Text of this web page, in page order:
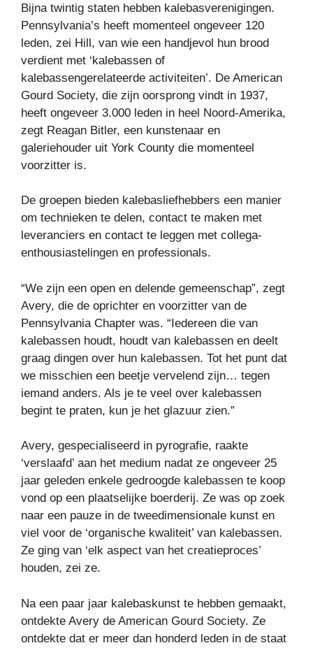
Bijna twintig staten hebben kalebasverenigingen.
Pennsylvania’s heeft momenteel ongeveer 120
leden, zei Hill, van wie een handjevol hun brood
verdient met ‘kalebassen of
kalebassengerelateerde activiteiten’. De American
Gourd Society, die zijn oorsprong vindt in 1937,
heeft ongeveer 3.000 leden in heel Noord-Amerika,
zegt Reagan Bitler, een kunstenaar en
galeriehouder uit York County die momenteel
voorzitter is.
De groepen bieden kalebasliefhebbers een manier
om technieken te delen, contact te maken met
leveranciers en contact te leggen met collega-
enthousiastelingen en professionals.
“We zijn een open en delende gemeenschap”, zegt
Avery, die de oprichter en voorzitter van de
Pennsylvania Chapter was. “Iedereen die van
kalebassen houdt, houdt van kalebassen en deelt
graag dingen over hun kalebassen. Tot het punt dat
we misschien een beetje vervelend zijn… tegen
iemand anders. Als je te veel over kalebassen
begint te praten, kun je het glazuur zien.”
Avery, gespecialiseerd in pyrografie, raakte
‘verslaafd’ aan het medium nadat ze ongeveer 25
jaar geleden enkele gedroogde kalebassen te koop
vond op een plaatselijke boerderij. Ze was op zoek
naar een pauze in de tweedimensionale kunst en
viel voor de ‘organische kwaliteit’ van kalebassen.
Ze ging van ‘elk aspect van het creatieproces’
houden, zei ze.
Na een paar jaar kalebaskunst te hebben gemaakt,
ontdekte Avery de American Gourd Society. Ze
ontdekte dat er meer dan honderd leden in de staat